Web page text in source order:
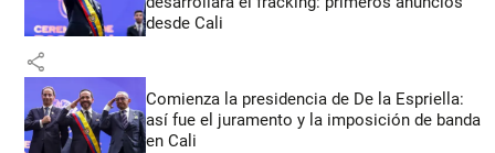
desde Cali
share
Comienza la presidencia de De la Espriella:
así fue el juramento y la imposición de banda
en Cali